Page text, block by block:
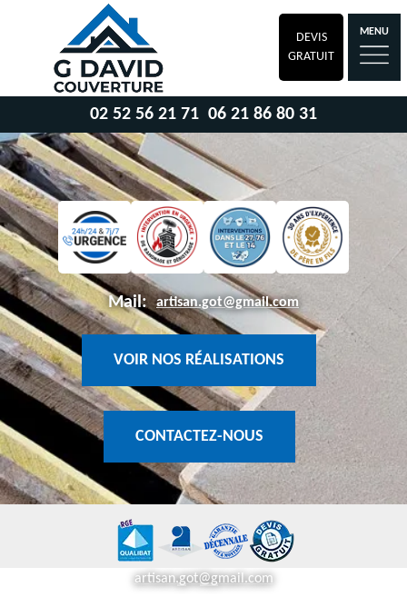
DEVIS
GRATUIT
MENU
02 52 56 21 71 06 21 86 80 31
Mail: artisan.got@gmail.com
VOIR NOS RÉALISATIONS
CONTACTEZ-NOUS
artisan.got@gmail.com